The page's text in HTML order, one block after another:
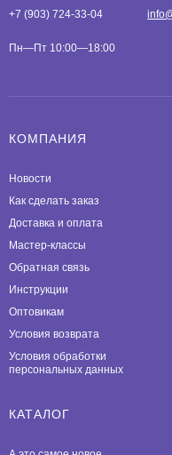
+7 (903) 724-33-04
Пн—Пт 10:00—18:00
КОМПАНИЯ
Новости
Как сделать заказ
Доставка и оплата
Мастер-классы
Обратная связь
Инструкции
Оптовикам
Условия возврата
Условия обработки
персональных данных
КАТАЛОГ